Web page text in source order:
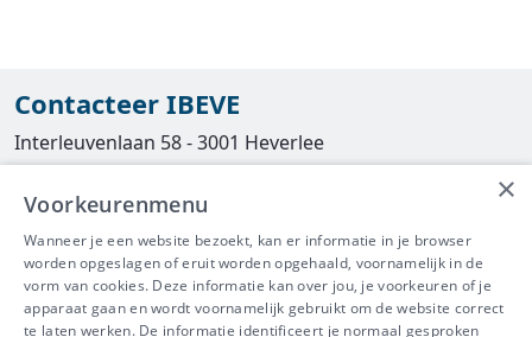
Contacteer IBEVE
Interleuvenlaan 58 - 3001 Heverlee
016/390490
info@ibeve.be
asbest@ibeve.be
×
Voorkeurenmenu
Wanneer je een website bezoekt, kan er informatie in je browser
worden opgeslagen of eruit worden opgehaald, voornamelijk in de
vorm van cookies. Deze informatie kan over jou, je voorkeuren of je
apparaat gaan en wordt voornamelijk gebruikt om de website correct
te laten werken. De informatie identificeert je normaal gesproken